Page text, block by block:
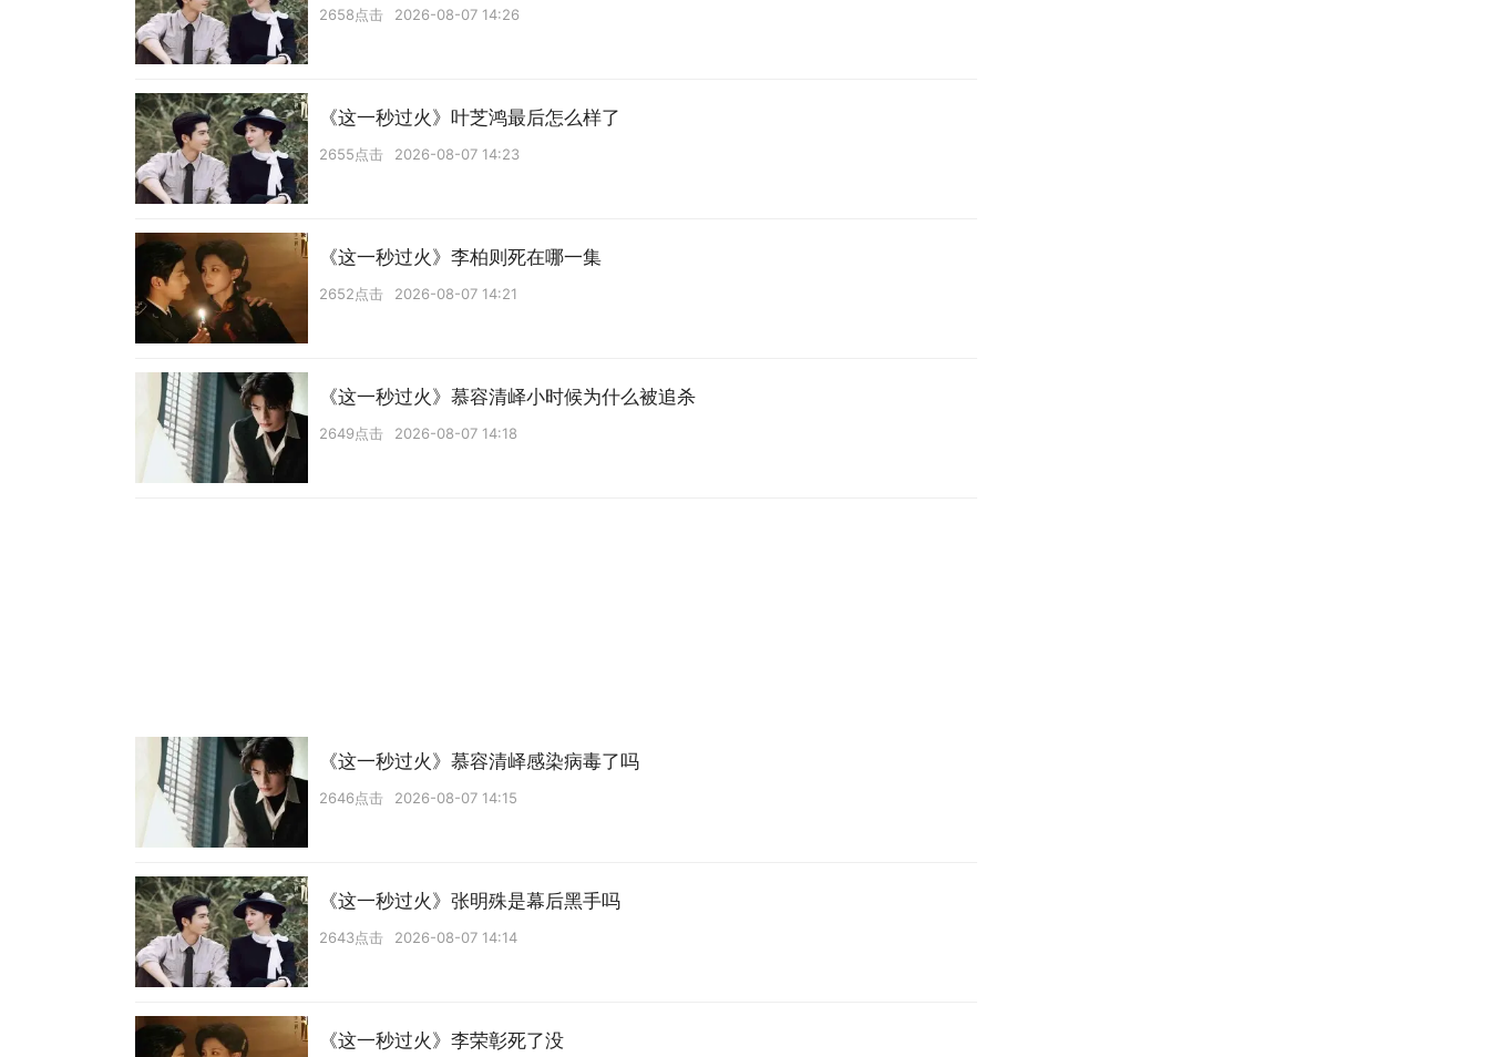
2658点击 2026-08-07 14:26
《这一秒过火》叶芝鸿最后怎么样了
2655点击 2026-08-07 14:23
《这一秒过火》李柏则死在哪一集
2652点击 2026-08-07 14:21
《这一秒过火》慕容清峄小时候为什么被追杀
2649点击 2026-08-07 14:18
《这一秒过火》慕容清峄感染病毒了吗
2646点击 2026-08-07 14:15
《这一秒过火》张明殊是幕后黑手吗
2643点击 2026-08-07 14:14
《这一秒过火》李荣彰死了没